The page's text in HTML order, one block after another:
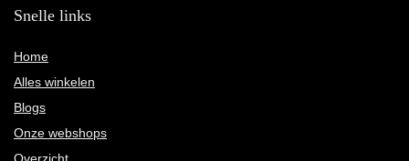
Snelle links
Home
Alles winkelen
Blogs
Onze webshops